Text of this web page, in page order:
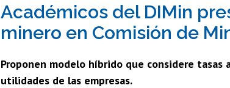
Académicos del DIMin
minero en Comisión de
Proponen modelo híbrido que considere
utilidades de las empresas.